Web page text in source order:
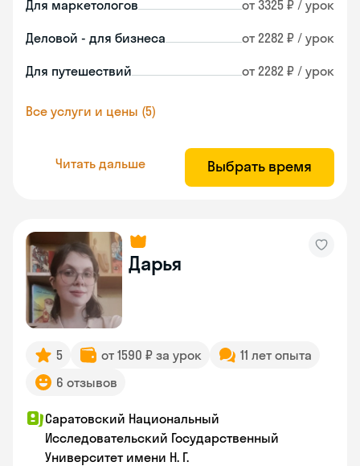
Для маркетологов от 3325 ₽ / урок
Деловой - для бизнеса от 2282 ₽ / урок
Для путешествий от 2282 ₽ / урок
Все услуги и цены (5)
Читать дальше Выбрать время
Дарья
5 от 1590 ₽ за урок
11 лет опыта
6 отзывов
Саратовский Национальный
Исследовательский Государственный
Университет имени Н. Г.